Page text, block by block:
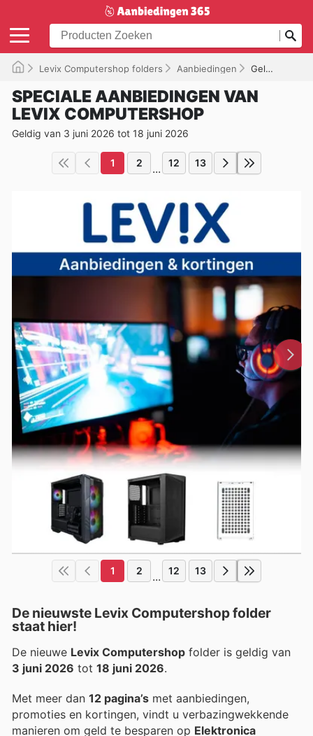
Levix Computershop folders Aanbiedingen Geldig tot 18-06-2026
SPECIALE AANBIEDINGEN VAN
LEVIX COMPUTERSHOP
Geldig van 3 juni 2026 tot 18 juni 2026
1 2 ... 12 13
1 2 ... 12 13
De nieuwste Levix Computershop folder
staat hier!
De nieuwe Levix Computershop folder is geldig van
3 juni 2026 tot 18 juni 2026.
Met meer dan 12 pagina’s met aanbiedingen,
promoties en kortingen, vindt u verbazingwekkende
manieren om geld te besparen op Elektronica